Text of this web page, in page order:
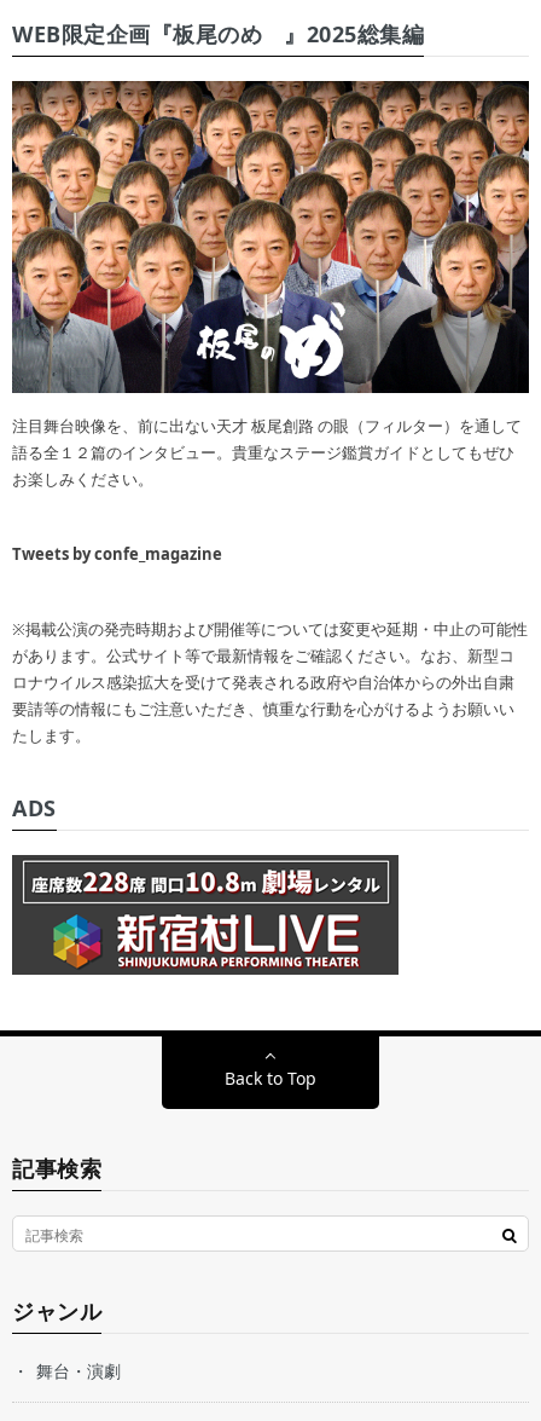
WEB限定企画『板尾のめ゙』2025総集編
注目舞台映像を、前に出ない天才 板尾創路 の眼（フィルター）を通して
語る全１２篇のインタビュー。貴重なステージ鑑賞ガイドとしてもぜひ
お楽しみください。
Tweets by confe_magazine
※掲載公演の発売時期および開催等については変更や延期・中止の可能性
があります。公式サイト等で最新情報をご確認ください。なお、新型コ
ロナウイルス感染拡大を受けて発表される政府や自治体からの外出自粛
要請等の情報にもご注意いただき、慎重な行動を心がけるようお願いい
たします。
ADS
Back to Top
記事検索
ジャンル
舞台・演劇